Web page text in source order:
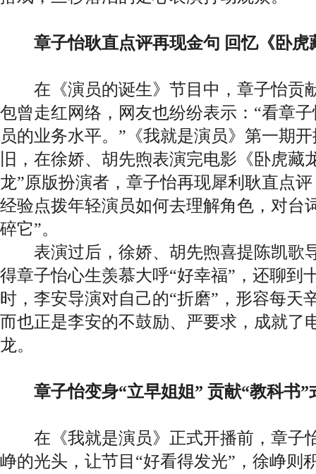
章子怡耿直点评再现金句 回忆《卧虎
在《演员的诞生》节目中，章子怡贡
包曾走红网络，网友也纷纷表示：“看章
员的业务水平。”《我就是演员》第一期
旧，在徐娇、胡先煦表演完电影《卧虎藏
龙”原版扮演者，章子怡再现犀利耿直点
经验点拨年轻演员如何去理解角色，对台
碎它”。
表演过后，徐娇、胡先煦喜提陈凯歌
得章子怡心生羡慕大呼“好幸福”，还聊到
时，李安导演对自己的“折磨”，形容每天
而也正是李安的不鼓励、严要求，成就了
龙。
章子怡变身“立早姐姐” 贡献“教科书”
在《我就是演员》正式开播前，章子
峥的光头，让节目“好看得发光”，徐峥则